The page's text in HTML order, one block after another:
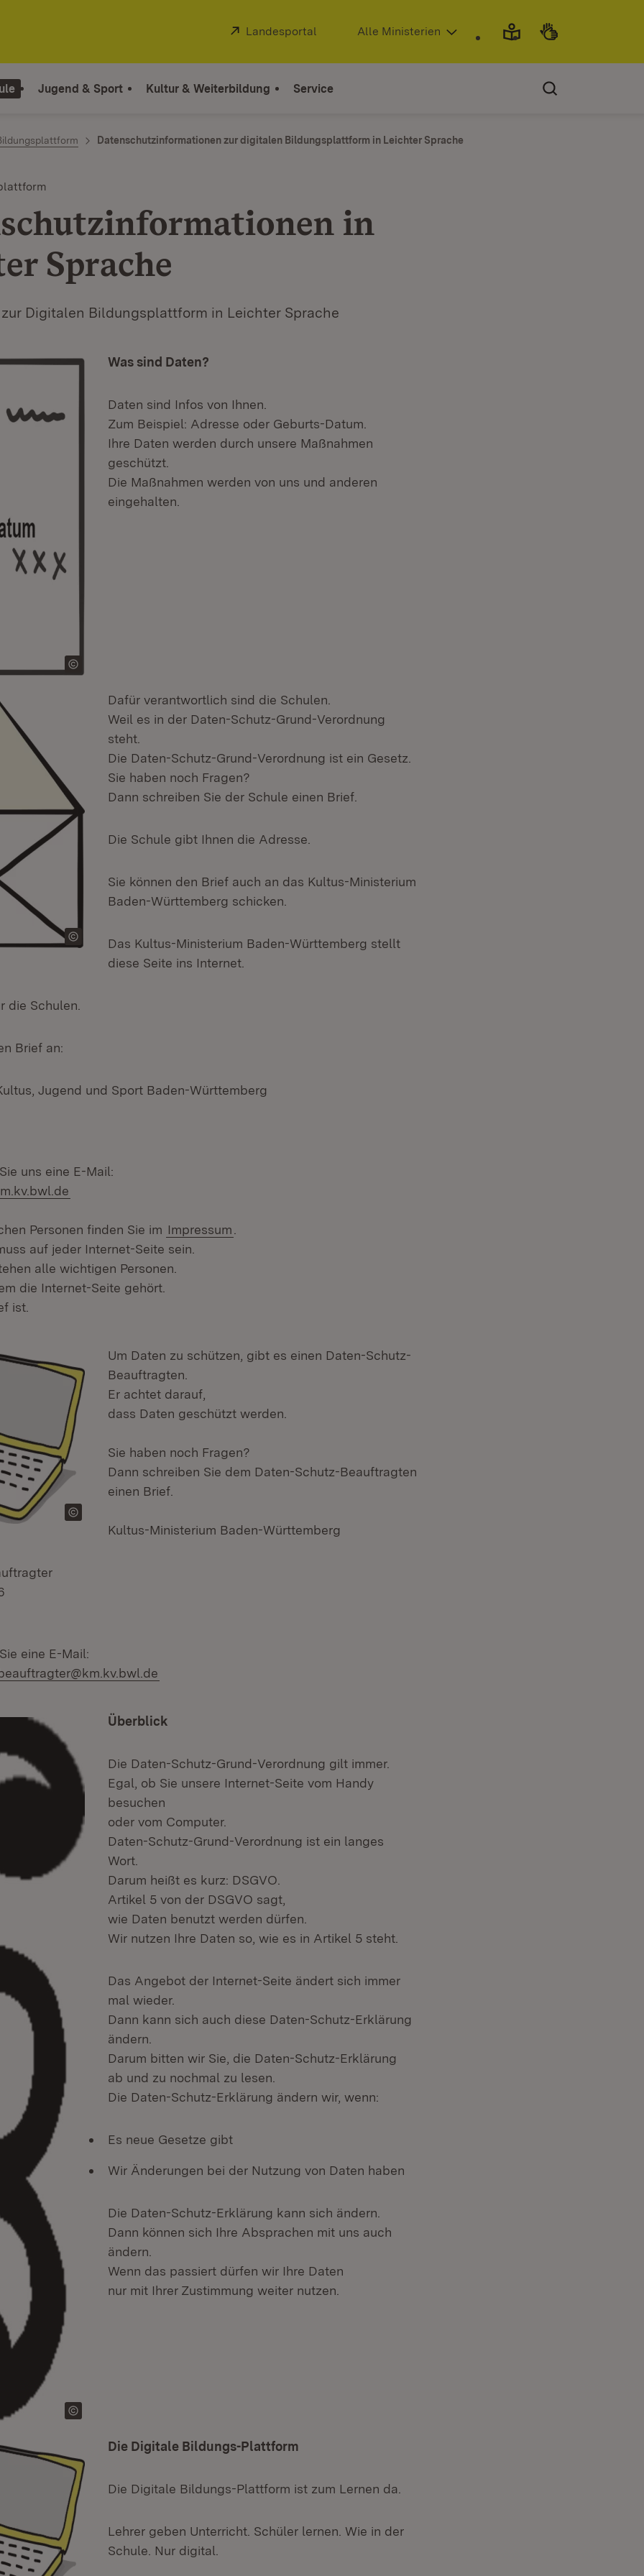
Extern:
Landesportal (Öffnet in neuem Fenster)
Alle Ministerien
Jugend & Sport Kultur & Weiterbildung Service
Datenschutzinformationen zur digitalen Bildungsplattform in Leichter Sprache
in
Sprache
Digitalen Bildungsplattform in Leichter Sprache
Was sind Daten?
Daten sind Infos von Ihnen.
Zum Beispiel: Adresse oder Geburts-Datum.
Ihre Daten werden durch unsere Maßnahmen
geschützt.
Die Maßnahmen werden von uns und anderen
eingehalten.
Dafür verantwortlich sind die Schulen.
Weil es in der Daten-Schutz-Grund-Verordnung
steht.
Die Daten-Schutz-Grund-Verordnung ist ein Gesetz.
Sie haben noch Fragen?
Dann schreiben Sie der Schule einen Brief.
Die Schule gibt Ihnen die Adresse.
Sie können den Brief auch an das Kultus-Ministerium
Baden-Württemberg schicken.
Das Kultus-Ministerium Baden-Württemberg stellt
diese Seite ins Internet.
die Schulen.
Brief an:
Jugend und Sport Baden-Württemberg
uns eine E-Mail:
Personen finden Sie im Impressum
auf jeder Internet-Seite sein.
alle wichtigen Personen.
die Internet-Seite gehört.
ist.
Um Daten zu schützen, gibt es einen Daten-Schutz-
Beauftragten.
Er achtet darauf,
dass Daten geschützt werden.
Sie haben noch Fragen?
Dann schreiben Sie dem Daten-Schutz-Beauftragten
einen Brief.
Kultus-Ministerium Baden-Württemberg
eine E-Mail:
Überblick
Die Daten-Schutz-Grund-Verordnung gilt immer.
Egal, ob Sie unsere Internet-Seite vom Handy
besuchen
oder vom Computer.
Daten-Schutz-Grund-Verordnung ist ein langes
Wort.
Darum heißt es kurz: DSGVO.
Artikel 5 von der DSGVO sagt,
wie Daten benutzt werden dürfen.
Wir nutzen Ihre Daten so, wie es in Artikel 5 steht.
Das Angebot der Internet-Seite ändert sich immer
mal wieder.
Dann kann sich auch diese Daten-Schutz-Erklärung
ändern.
Darum bitten wir Sie, die Daten-Schutz-Erklärung
ab und zu nochmal zu lesen.
Die Daten-Schutz-Erklärung ändern wir, wenn:
Es neue Gesetze gibt
Wir Änderungen bei der Nutzung von Daten haben
Die Daten-Schutz-Erklärung kann sich ändern.
Dann können sich Ihre Absprachen mit uns auch
ändern.
Wenn das passiert dürfen wir Ihre Daten
nur mit Ihrer Zustimmung weiter nutzen.
Die Digitale Bildungs-Plattform
Die Digitale Bildungs-Plattform ist zum Lernen da.
Lehrer geben Unterricht. Schüler lernen. Wie in der
Schule. Nur digital.